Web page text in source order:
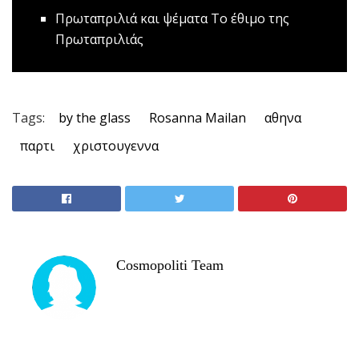
Πρωταπριλιά και ψέματαΤο έθιμο της
Πρωταπριλιάς
Tags: by the glass Rosanna Mailan
αθηνα
παρτι
χριστουγεννα
Cosmopoliti Team